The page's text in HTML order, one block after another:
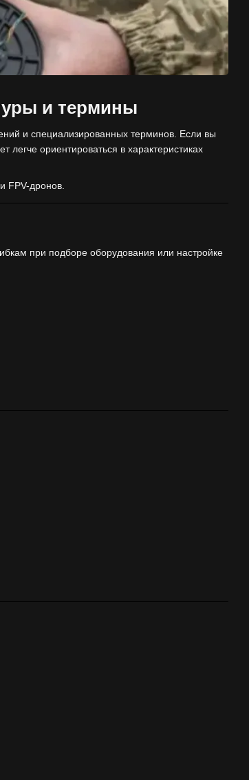
и термины
и специализированных терминов. Если вы
ориентироваться в характеристиках
FPV-дронов.
при подборе оборудования или настройке